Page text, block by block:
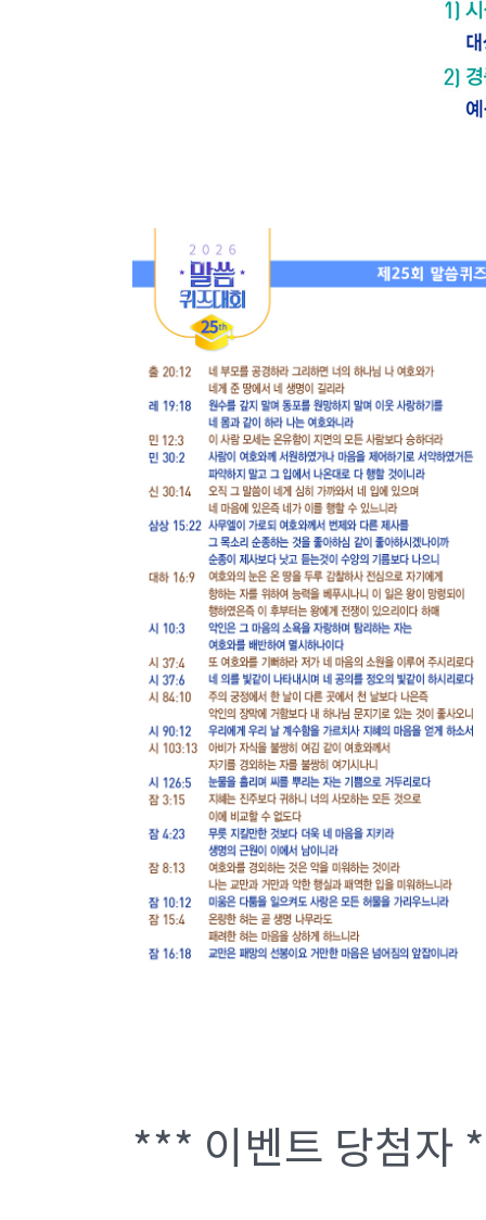
*** 이벤트 당첨자